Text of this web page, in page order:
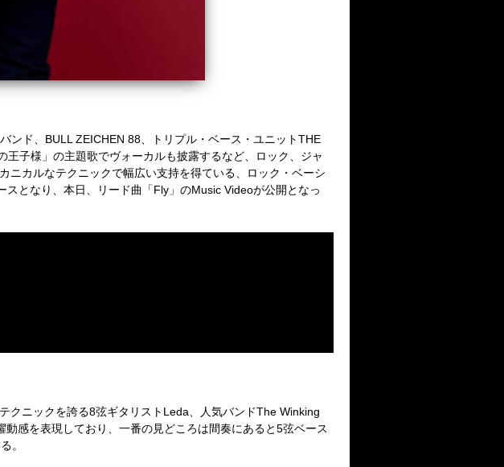
ンド、 BULL ZEICHEN 88 、トリプル・ベース・ユニットTHE
王子様」の主題歌でヴォーカルも披露するなど、ロック、ジャ
ニカルなテクニックで幅広い支持を得ている、ロック・ベーシ
スとなり、本日、リード曲「Fly 」のMusic Videoが公開となっ
クニックを誇る8弦ギタリスト Leda 、人気バンドThe Winking
動感を表現しており、一番の見どころは間奏にあると5弦ベース
。